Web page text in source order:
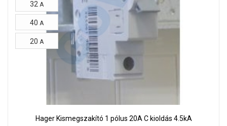
Hager Kismegszakító 1 pólus 20A C kioldás 4.5kA
32 A
40 A
20 A